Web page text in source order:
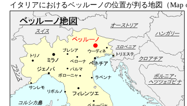
イタリアにおけるベッルーノの位置が判る地図（Map